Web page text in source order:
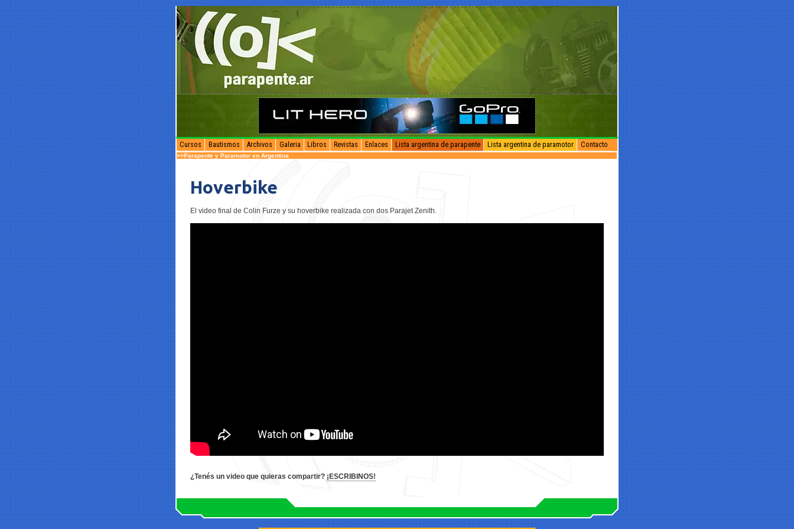
Cursos Bautismos Archivos Galeria Libros Revistas Enlaces Lista argentina de parapente Lista argentina de paramotor Contacto
>>Parapente y Paramotor en Argentina
Hoverbike
El video final de Colin Furze y su hoverbike realizada con dos Parajet Zenith.
¿Tenés un video que quieras compartir? ¡ESCRIBINOS!